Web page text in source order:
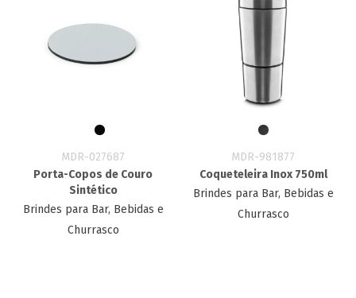
MDR-027687
Porta-Copos de Couro
Sintético
Brindes para Bar, Bebidas e
Churrasco
MDR-981877
Coqueteleira Inox 750ml
Brindes para Bar, Bebidas e
Churrasco